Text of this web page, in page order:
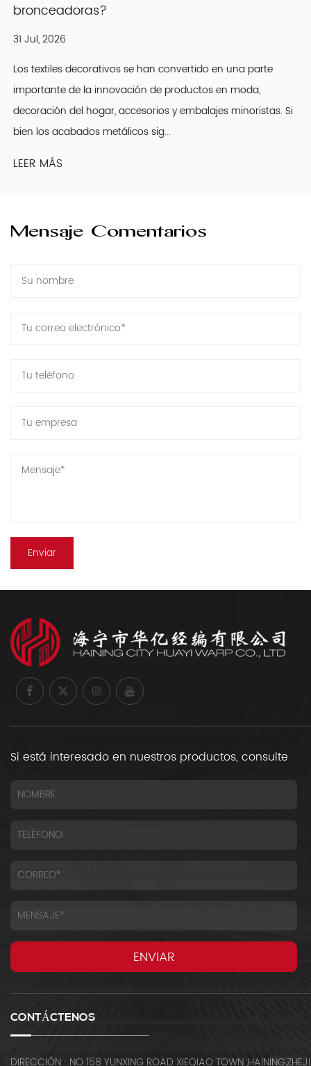
bronceadoras?
31 Jul, 2026
Los textiles decorativos se han convertido en una parte
importante de la innovación de productos en moda,
decoración del hogar, accesorios y embalajes minoristas. Si
bien los acabados metálicos sig...
LEER MÁS
Mensaje Comentarios
Si está interesado en nuestros productos, consulte
CONTÁCTENOS
DIRECCIÓN : NO 158 YUNXING ROAD XIEQIAO TOWN ,HAINING,ZHEJI